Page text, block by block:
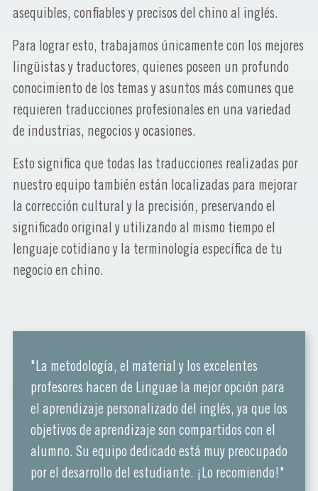
asequibles, confiables y precisos del chino al inglés.
Para lograr esto, trabajamos únicamente con los mejores
lingüistas y traductores, quienes poseen un profundo
conocimiento de los temas y asuntos más comunes que
requieren traducciones profesionales en una variedad
de industrias, negocios y ocasiones.
Esto significa que todas las traducciones realizadas por
nuestro equipo también están localizadas para mejorar
la corrección cultural y la precisión, preservando el
significado original y utilizando al mismo tiempo el
lenguaje cotidiano y la terminología específica de tu
negocio en chino.
"La metodología, el material y los excelentes
profesores hacen de Linguae la mejor opción para
el aprendizaje personalizado del inglés, ya que los
objetivos de aprendizaje son compartidos con el
alumno. Su equipo dedicado está muy preocupado
por el desarrollo del estudiante. ¡Lo recomiendo!"